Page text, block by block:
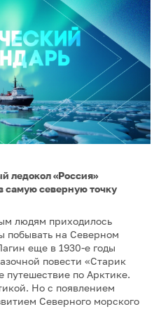
ледокол «Россия»
самую северную точку
людям приходилось
побывать на Северном
еще в 1930-е годы
повести «Старик
путешествие по Арктике.
Но с появлением
Северного морского